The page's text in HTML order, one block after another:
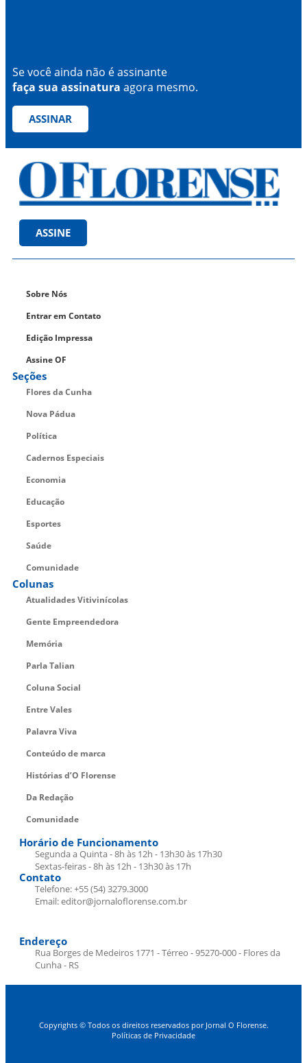
Se você ainda não é assinante
faça sua assinatura agora mesmo.
ASSINAR
ASSINE
Sobre Nós
Entrar em Contato
Edição Impressa
Assine OF
Seções
Flores da Cunha
Nova Pádua
Política
Cadernos Especiais
Economia
Educação
Esportes
Saúde
Comunidade
Colunas
Atualidades Vitivinícolas
Gente Empreendedora
Memória
Parla Talian
Coluna Social
Entre Vales
Palavra Viva
Conteúdo de marca
Histórias d’O Florense
Da Redação
Comunidade
Horário de Funcionamento
Segunda a Quinta - 8h às 12h - 13h30 às 17h30
Sextas-feiras - 8h às 12h - 13h30 às 17h
Contato
Telefone: +55 (54) 3279.3000
Email: editor@jornaloflorense.com.br
Endereço
Rua Borges de Medeiros 1771 - Térreo - 95270-000 - Flores da
Cunha - RS
Copyrights © Todos os direitos reservados por Jornal O Florense.
Políticas de Privacidade